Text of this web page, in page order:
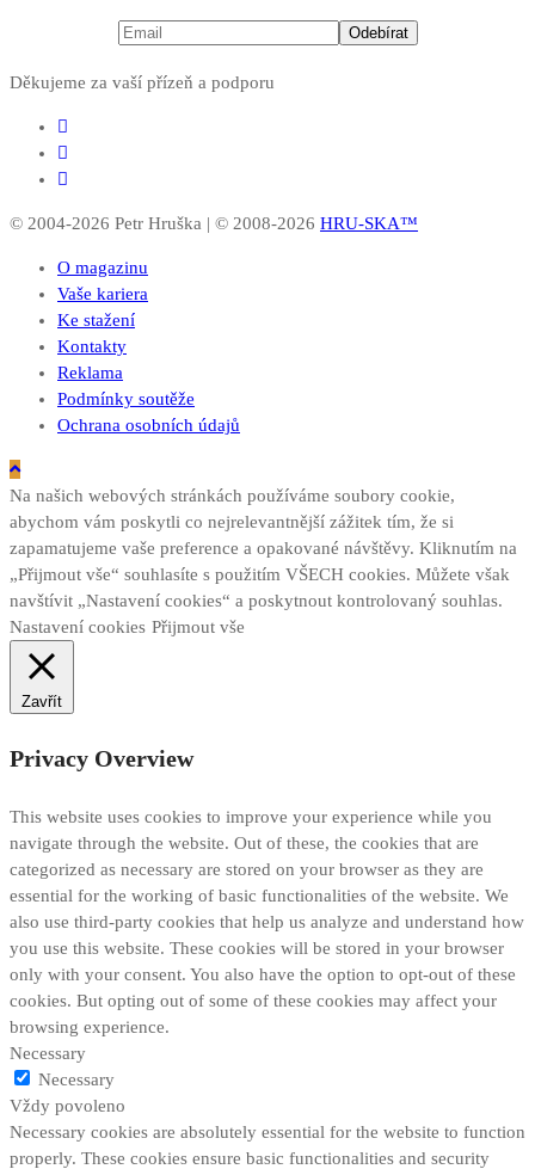
Děkujeme za vaší přízeň a podporu
© 2004-2026 Petr Hruška | © 2008-2026 HRU-SKA™
O magazinu
Vaše kariera
Ke stažení
Kontakty
Reklama
Podmínky soutěže
Ochrana osobních údajů
Na našich webových stránkách používáme soubory cookie,
abychom vám poskytli co nejrelevantnější zážitek tím, že si
zapamatujeme vaše preference a opakované návštěvy. Kliknutím na
„Přijmout vše“ souhlasíte s použitím VŠECH cookies. Můžete však
navštívit „Nastavení cookies“ a poskytnout kontrolovaný souhlas.
Nastavení cookies Přijmout vše
Zavřít
Privacy Overview
This website uses cookies to improve your experience while you
navigate through the website. Out of these, the cookies that are
categorized as necessary are stored on your browser as they are
essential for the working of basic functionalities of the website. We
also use third-party cookies that help us analyze and understand how
you use this website. These cookies will be stored in your browser
only with your consent. You also have the option to opt-out of these
cookies. But opting out of some of these cookies may affect your
browsing experience.
Necessary
Necessary
Vždy povoleno
Necessary cookies are absolutely essential for the website to function
properly. These cookies ensure basic functionalities and security